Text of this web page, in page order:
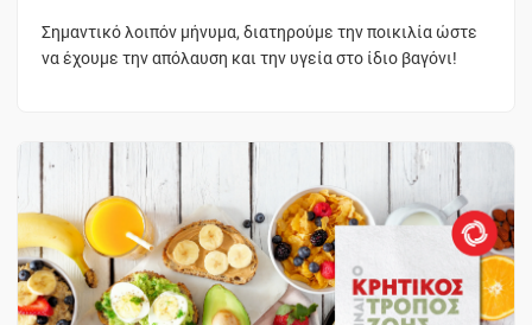
Σημαντικό λοιπόν μήνυμα, διατηρούμε την ποικιλία ώστε
να έχουμε την απόλαυση και την υγεία στο ίδιο βαγόνι!